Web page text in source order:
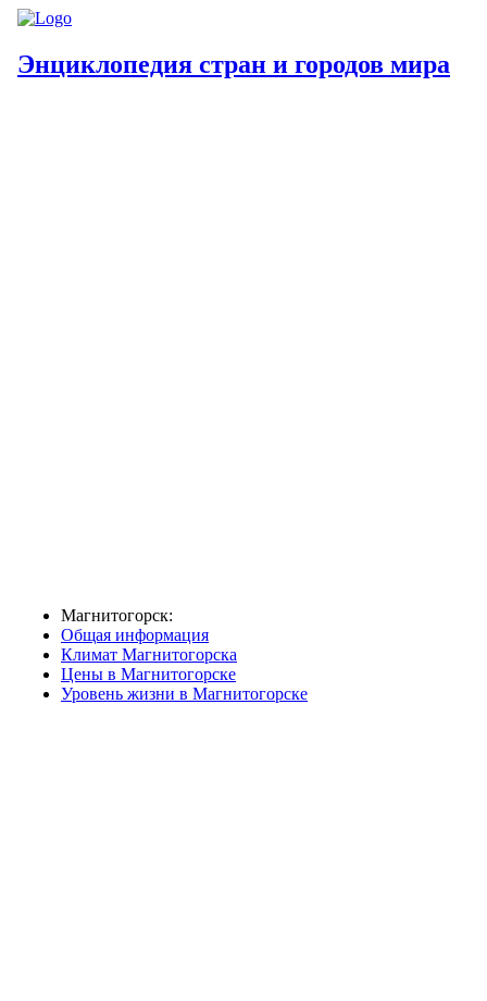
Энциклопедия стран и городов мира
Магнитогорск:
Общая информация
Климат Магнитогорска
Цены в Магнитогорске
Уровень жизни в Магнитогорске